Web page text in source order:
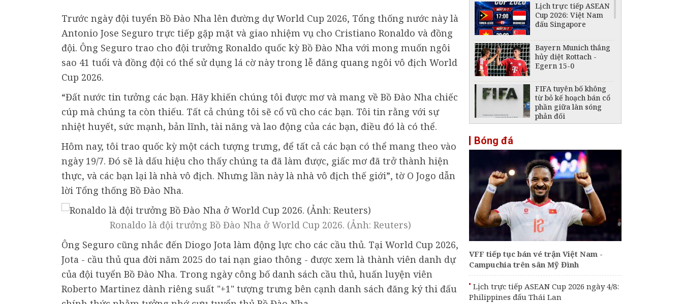
Trước ngày đội tuyển Bồ Đào Nha lên đường dự World Cup 2026, Tổng thống nước này là
Antonio Jose Seguro trực tiếp gặp mặt và giao nhiệm vụ cho Cristiano Ronaldo và đồng
đội. Ông Seguro trao cho đội trưởng Ronaldo quốc kỳ Bồ Đào Nha với mong muốn ngôi
sao 41 tuổi và đồng đội có thể sử dụng lá cờ này trong lễ đăng quang ngôi vô địch World
Cup 2026.
“Đất nước tin tưởng các bạn. Hãy khiến chúng tôi được mơ và mang về Bồ Đào Nha chiếc
cúp mà chúng ta còn thiếu. Tất cả chúng tôi sẽ cổ vũ cho các bạn. Tôi tin rằng với sự
nhiệt huyết, sức mạnh, bản lĩnh, tài năng và lao động của các bạn, điều đó là có thể.
Hôm nay, tôi trao quốc kỳ một cách tượng trưng, để tất cả các bạn có thể mang theo vào
ngày 19/7. Đó sẽ là dấu hiệu cho thấy chúng ta đã làm được, giấc mơ đã trở thành hiện
thực, và các bạn lại là nhà vô địch. Nhưng lần này là nhà vô địch thế giới”, tờ O Jogo dẫn
lời Tổng thống Bồ Đào Nha.
Ronaldo là đội trưởng Bồ Đào Nha ở World Cup 2026. (Ảnh: Reuters)
Ông Seguro cũng nhắc đến Diogo Jota làm động lực cho các cầu thủ. Tại World Cup 2026,
Jota - cầu thủ qua đời năm 2025 do tai nạn giao thông - được xem là thành viên danh dự
của đội tuyển Bồ Đào Nha. Trong ngày công bố danh sách cầu thủ, huấn luyện viên
Roberto Martinez dành riêng suất "+1" tượng trưng bên cạnh danh sách đăng ký thi đấu
Lịch trực tiếp ASEAN
Cup 2026: Việt Nam
đấu Singapore
Bayern Munich thắng
hủy diệt Rottach -
Egern 15-0
FIFA tuyên bố không
từ bỏ kế hoạch bán cổ
phần giữa làn sóng
phản đối
tuyển Việt Nam bỏ lỡ
cơ hội chiếm ngôi đầu
Lịch trực tiếp ASEAN
Cup 2026 ngày 4/8:
Philippines đấu Thái
Lan
Lịch trực tiếp ASEAN
Cup 2026 ngày 3/8:
Indonesia đấu Việt
Nam
Đội tuyển Futsal Việt
Nam gây bất ngờ
trước đội xếp hạng 7
thế giới
Đội tuyển Việt Nam
Bóng đá
VFF tiếp tục bán vé trận Việt Nam -
Campuchia trên sân Mỹ Đình
Lịch trực tiếp ASEAN Cup 2026 ngày 4/8:
Philippines đấu Thái Lan